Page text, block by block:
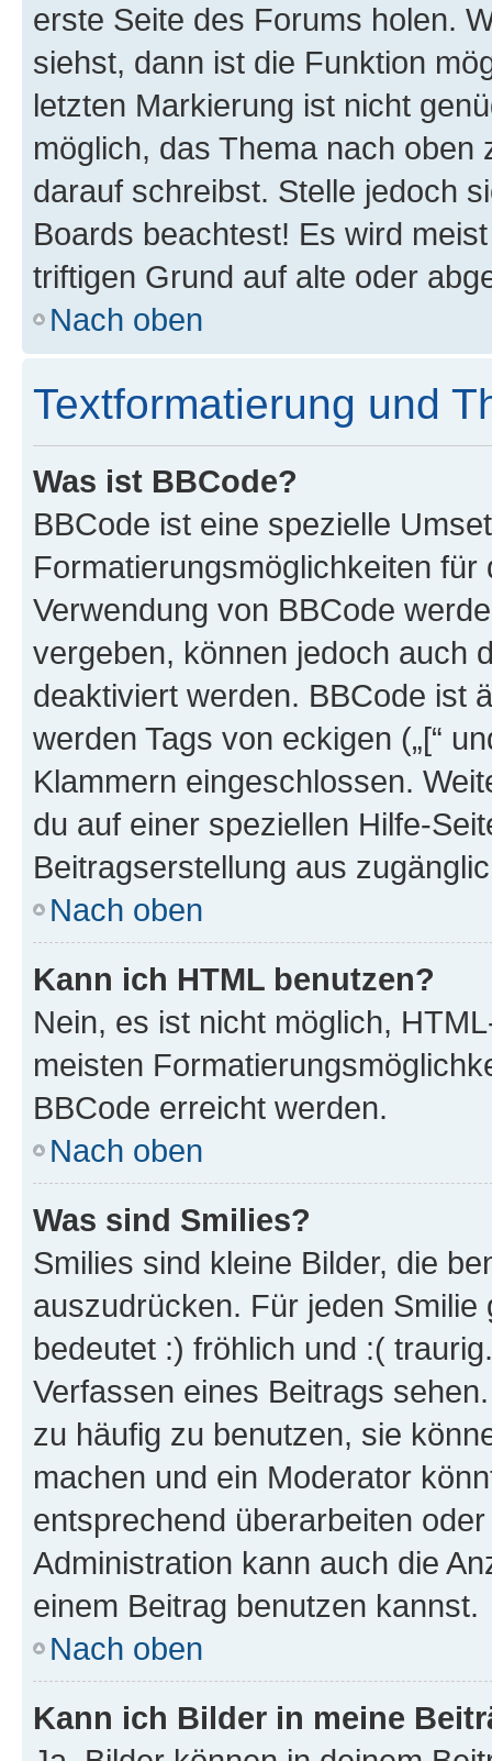
erste Seite des Forums holen.
siehst, dann ist die Funktion
letzten Markierung ist nicht
möglich, das Thema nach oben
darauf schreibst. Stelle jedoch
Boards beachtest! Es wird
triftigen Grund auf alte oder
Nach oben
Textformatierung und
Was ist BBCode?
BBCode ist eine spezielle
Formatierungsmöglichkeiten
Verwendung von BBCode
vergeben, können jedoch auch
deaktiviert werden. BBCode ist
werden Tags von eckigen („[“
Klammern eingeschlossen.
du auf einer speziellen Hilfe-
Beitragserstellung aus
Nach oben
Kann ich HTML benutzen?
Nein, es ist nicht möglich,
meisten
BBCode erreicht werden.
Nach oben
Was sind Smilies?
Smilies sind kleine Bilder, die
auszudrücken. Für jeden
bedeutet :) fröhlich und :(
Verfassen eines Beitrags
zu häufig zu benutzen, sie
machen und ein Moderator
entsprechend überarbeiten
Administration kann auch die
einem Beitrag benutzen kannst.
Nach oben
Kann ich Bilder in meine